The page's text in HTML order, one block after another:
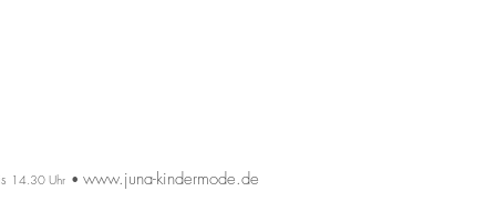
14.30 Uhr • www.juna-kindermode.de